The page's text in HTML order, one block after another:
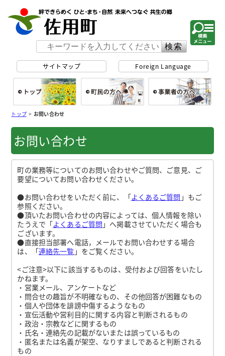
サイトマップ Foreign Language
トップ>お問い合わせ
お問い合わせ
町の業務等についてのお問い合わせやご質問、ご意見、ご
要望についてお問い合わせください。
●お問い合わせをいただく前に、「よくあるご質問 」もご
参照ください。
●頂いたお問い合わせの内容によっては、個人情報を除い
たうえで「よくあるご質問 」へ掲載させていただく場合も
ございます。
●直接担当部署へ電話，メールでお問い合わせする場合
は、「連絡先一覧 」をご覧ください。
<ご注意>以下に該当するものは、受付および回答をいたし
かねます。
・営業メール、アンケートなど
・問合せの趣旨が不明確なもの、その他回答が困難なもの
・個人や団体を誹謗中傷するようなもの
・宣伝活動や営利目的に関する内容と判断されるもの
・政治・宗教などに関するもの
・氏名・連絡先の記載がないまたは誤っているもの
・匿名または名義が架空、なりすましであると判断される
もの